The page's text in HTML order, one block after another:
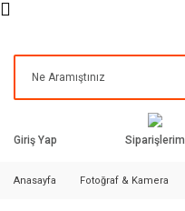
Giriş Yap Siparişlerim
Anasayfa Fotoğraf & Kamera